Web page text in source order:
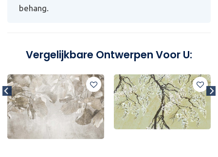
behang.
Vergelijkbare Ontwerpen Voor U: